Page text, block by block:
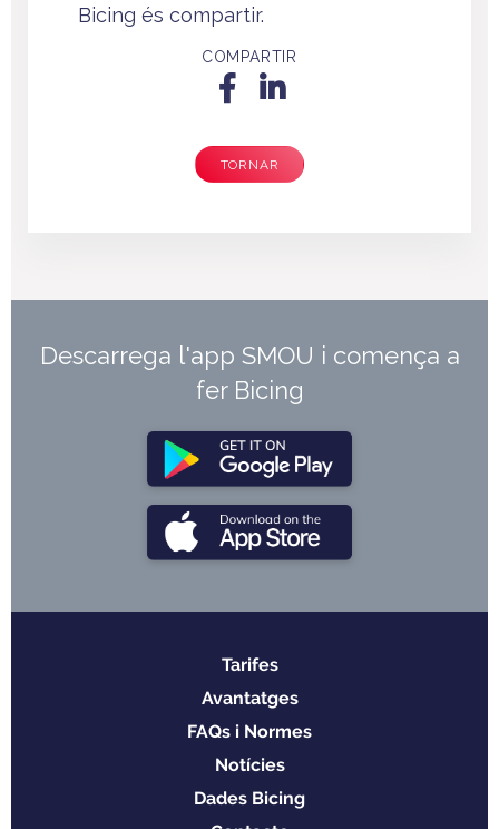
Bicing és compartir.
COMPARTIR
TORNAR
Descarrega l'app SMOU i comença a
fer Bicing
Tarifes
Avantatges
FAQs i Normes
Notícies
Dades Bicing